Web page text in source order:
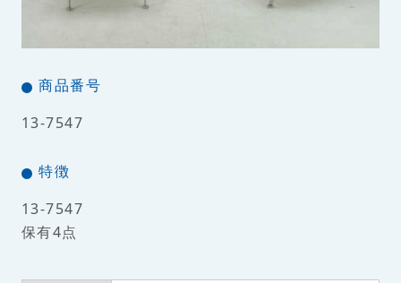
商品番号
13-7547
特徴
13-7547
保有4点